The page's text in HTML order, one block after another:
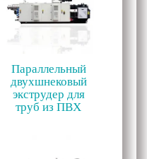
Параллельный
двухшнековый
экструдер для
труб из ПВХ